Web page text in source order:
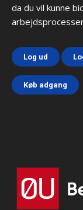
da du vil kunne
Log ud
Køb adgang